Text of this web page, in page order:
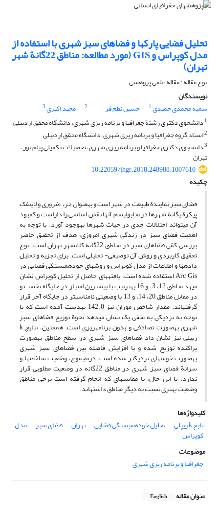
تحلیل فضایی پارک‏ها و فضاهای سبز شهری با استفاده از
مدل کوپراس و GIS (مورد مطالعه: مناطق 22گانة شهر
تهران)
نوع مقاله : مقاله علمی پژوهشی
نویسندگان
سمیه محمدی حمیدی1 حسین نظم فر 2 مجید اکبری3
1 دانشجوی دکتری رشتة جغرافیا و برنامه ‏ریزی شهری، دانشگاه محقق اردبیلی
2استاد گروه جغرافیا و برنامه‏ ریزی شهری، دانشگاه محقق اردبیلی
3دانشجوی دکتری جغرافیا و برنامه‏ ریزی شهری، تحصیلات تکمیلی پیام نور،
تهران
10.22059/jhgr.2018.248988.1007610
چکیده
فضای سبز نمایندة طبیعت در شهر است و به‏عنوان جزء ضروری و لاینفک
پیکرة یگانة شهرها در متابولیسم آن‏ها نقش اساسی را داراست و کمبود
آن می‏تواند اختلالات جدی در حیات شهرها به‏وجود آورد. با توجه به
اهمیت فضای سبز در زندگی شهری امروزی، هدف از تحقیق حاضر
بررسی کمّی فضاهای سبز در مناطق 22گانة کلا‏ن‏شهر تهران است. نوع
تحقیق کاربردی و روش آن توصیفی‏- تحلیلی است. برای تجزیه و تحلیل
داده‏ها و اطلاعات از مدل کوپراس و روش‏های خودهمبستگی فضایی در
Arc Gis استفاده شده است. یافته‏های حاصل از تحلیل کوپراس نشان
می‏هد مناطق 12، 3، و 16 به‏ترتیب با بیشترین امتیاز در جایگاه نخست و
در مقابل مناطق 20، 14، و 13 با وضعیتی نامناسب‏تر در جایگاه آخر قرار
گرفته‏اند. مقدار شاخص موران نیز 142 / 0 به‏دست آمده است که با
توجه به نزدیکی به منفی یک نشان می‏دهد نحوة توزیع فضاهای سبز
شهری به‏صورت تصادفی و بدون برنامه‏ریزی است. همچنین، نتایج k
ریپلی نیز نشان داد فضاهای سبز شهری در سطح مناطق به‏صورت
پراکنده توزیع شده و با افزایش فاصله بین فضاهای سبز شهری
به‏صورت خوشه‏ای نزدیک‏تر شده است. درمجموع، وضعیت شاخص‏ها و
سرانة فضای سبز شهری در مناطق 22‏گانه در وضعیت مطلوبی قرار
ندارد. با این‏ حال، با مقایسه‏ای که انجام گرفته است برخی مناطق
وضعیت بهتری نسبت به دیگر مناطق داشته‏اند.
کلیدواژه‌ها
تابع k ریپلی
تحلیل خودهمبستگی فضایی تهران فضای سبز مدل
کوپراس
موضوعات
جغرافیا و برنامه ریزی شهری
عنوان مقاله English